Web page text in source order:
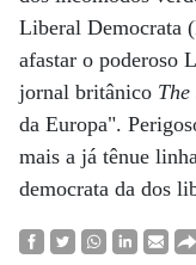
Liberal Democrata
afastar o poderoso
jornal britânico The
da Europa".
mais a já tênue
democrata da dos